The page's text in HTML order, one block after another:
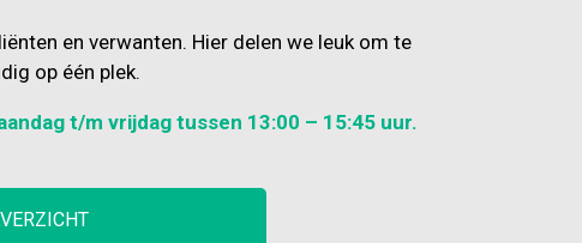
en verwanten. Hier delen we leuk om te
op één plek.
t/m vrijdag tussen 13:00 – 15:45 uur.